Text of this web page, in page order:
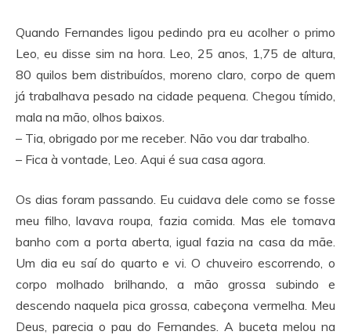
Quando Fernandes ligou pedindo pra eu acolher o primo
Leo, eu disse sim na hora. Leo, 25 anos, 1,75 de altura,
80 quilos bem distribuídos, moreno claro, corpo de quem
já trabalhava pesado na cidade pequena. Chegou tímido,
mala na mão, olhos baixos.
– Tia, obrigado por me receber. Não vou dar trabalho.
– Fica à vontade, Leo. Aqui é sua casa agora.
Os dias foram passando. Eu cuidava dele como se fosse
meu filho, lavava roupa, fazia comida. Mas ele tomava
banho com a porta aberta, igual fazia na casa da mãe.
Um dia eu saí do quarto e vi. O chuveiro escorrendo, o
corpo molhado brilhando, a mão grossa subindo e
descendo naquela pica grossa, cabeçona vermelha. Meu
Deus, parecia o pau do Fernandes. A buceta melou na